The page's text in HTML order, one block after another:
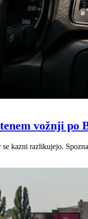
vožnji po
kazni razlikujejo.